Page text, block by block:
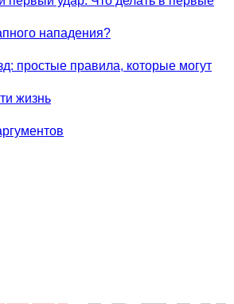
нападения?
простые правила, которые могут
жизнь